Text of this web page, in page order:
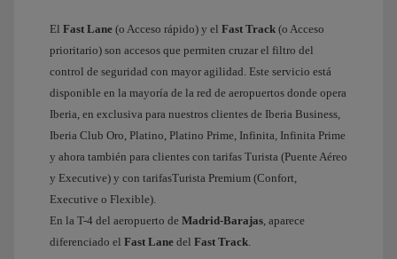
El Fast Lane (o Acceso rápido) y el Fast Track (o Acceso
prioritario) son accesos que permiten cruzar el filtro del
control de seguridad con mayor agilidad. Este servicio está
disponible en la mayoría de la red de aeropuertos donde opera
Iberia, en exclusiva para nuestros clientes de Iberia Business,
Iberia Club Oro, Platino, Platino Prime, Infinita, Infinita Prime
y ahora también para clientes con tarifas Turista (Puente Aéreo
y Executive) y con tarifasTurista Premium (Confort,
Executive o Flexible).
En la T-4 del aeropuerto de Madrid-Barajas , aparece
diferenciado el Fast Lane del Fast Track